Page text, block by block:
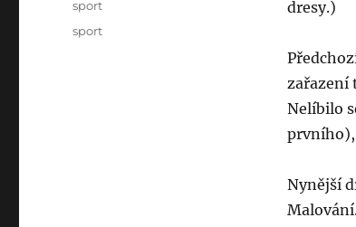
dresy.)
zařazení
Nelíbilo
prvního),
Nynější
Categories
sport
Tags
sport